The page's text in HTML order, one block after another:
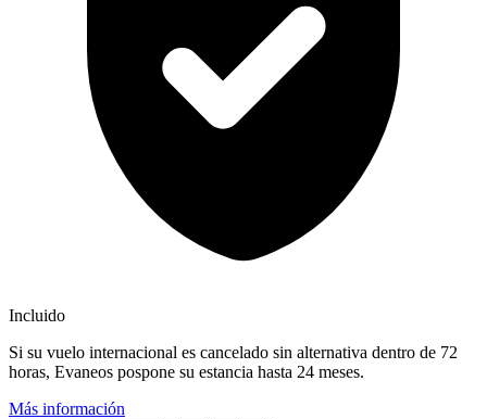
Incluido
Si su vuelo internacional es cancelado sin alternativa dentro de 72
horas, Evaneos pospone su estancia hasta 24 meses.
Más información